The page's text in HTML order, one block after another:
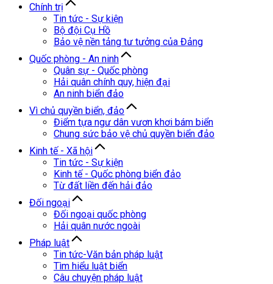
Chính trị
Tin tức - Sự kiện
Bộ đội Cụ Hồ
Bảo vệ nền tảng tư tưởng của Đảng
Quốc phòng - An ninh
Quân sự - Quốc phòng
Hải quân chính quy, hiện đại
An ninh biển đảo
Vì chủ quyền biển, đảo
Điểm tựa ngư dân vươn khơi bám biển
Chung sức bảo vệ chủ quyền biển đảo
Kinh tế - Xã hội
Tin tức - Sự kiện
Kinh tế - Quốc phòng biển đảo
Từ đất liền đến hải đảo
Đối ngoại
Đối ngoại quốc phòng
Hải quân nước ngoài
Pháp luật
Tin tức-Văn bản pháp luật
Tìm hiểu luật biển
Câu chuyện pháp luật